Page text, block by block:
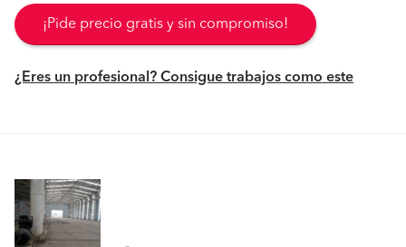
¡Pide precio gratis y sin compromiso!
¿Eres un profesional? Consigue trabajos como este